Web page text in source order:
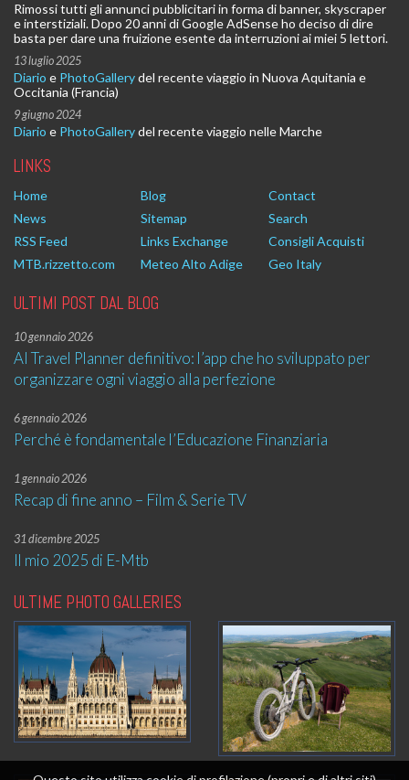
Rimossi tutti gli annunci pubblicitari in forma di banner, skyscraper
e interstiziali. Dopo 20 anni di Google AdSense ho deciso di dire
basta per dare una fruizione esente da interruzioni ai miei 5 lettori.
13 luglio 2025
Diario e PhotoGallerydel recente viaggio in Nuova Aquitania e
Occitania (Francia)
9 giugno 2024
Diario e PhotoGallerydel recente viaggio nelle Marche
LINKS
Home Blog
Contact
News
Sitemap
Search
RSS Feed
Links Exchange
Consigli Acquisti
MTB.rizzetto.com
Meteo Alto Adige Geo Italy
ULTIMI POST DAL BLOG
10 gennaio 2026
AI Travel Planner definitivo: l’app che ho sviluppato per
organizzare ogni viaggio alla perfezione
6 gennaio 2026
Perché è fondamentale l’Educazione Finanziaria
1 gennaio 2026
Recap di fine anno – Film & Serie TV
31 dicembre 2025
Il mio 2025 di E-Mtb
ULTIME PHOTO GALLERIES